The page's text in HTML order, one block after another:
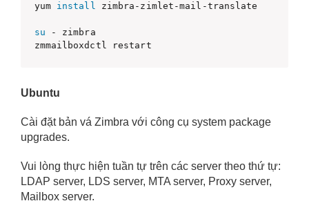
yum install zimbra-zimlet-mail-translate
su - zimbra
zmmailboxdctl restart
Ubuntu
Cài đặt bản vá Zimbra với công cụ system package
upgrades.
Vui lòng thực hiện tuần tự trên các server theo thứ tự:
LDAP server, LDS server, MTA server, Proxy server,
Mailbox server.